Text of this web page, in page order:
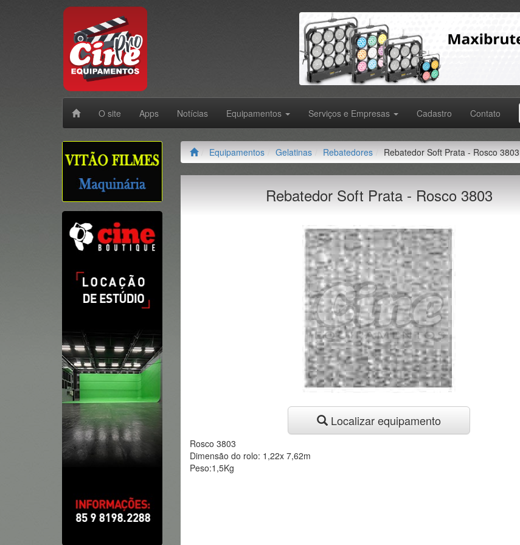
O site Apps Notícias Equipamentos Serviços e Empresas Cadastro Contato
Equipamentos Gelatinas Rebatedores Rebatedor Soft Prata - Rosco 3803
Rebatedor Soft Prata - Rosco 3803
Localizar equipamento
Rosco 3803
Dimensão do rolo: 1,22x 7,62m
Peso:1,5Kg